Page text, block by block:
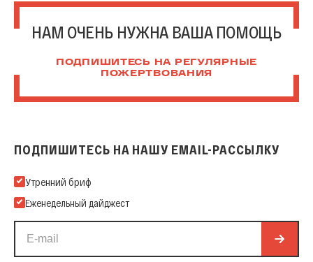
НАМ ОЧЕНЬ НУЖНА ВАША ПОМОЩЬ
ПОДПИШИТЕСЬ НА РЕГУЛЯРНЫЕ
ПОЖЕРТВОВАНИЯ
ПОДПИШИТЕСЬ НА НАШУ EMAIL-РАССЫЛКУ
Подпишитесь на нашу Email-рассылку
Утренний бриф
Еженедельный дайджест